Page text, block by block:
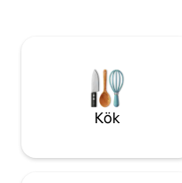
transportförbindelser och
toppattraktioner är alla
vilket ger dig den perfekta
mellan bekvämlighet och
Kök